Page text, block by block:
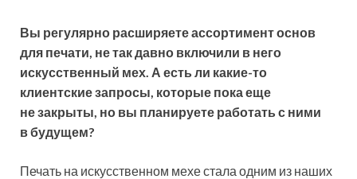
Вы регулярно расширяете ассортимент основ
для печати, не так давно включили в него
искусственный мех. А есть ли какие-то
клиентские запросы, которые пока еще
не закрыты, но вы планируете работать с ними
в будущем?
Печать на искусственном мехе стала одним из наших